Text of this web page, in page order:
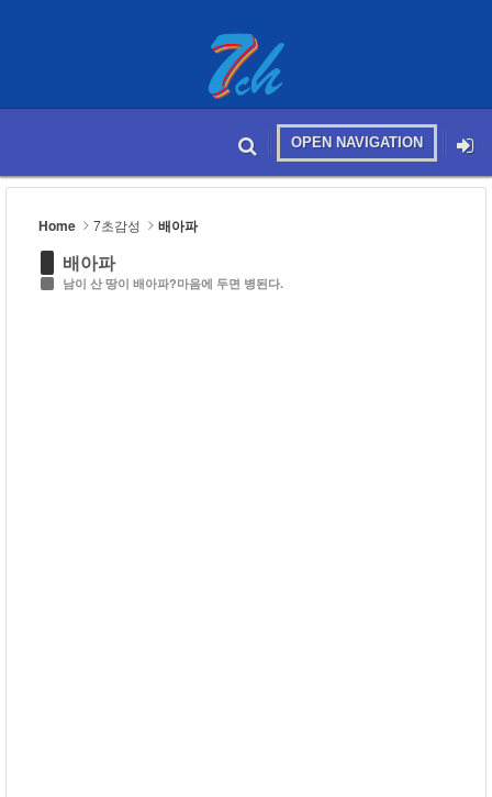
메뉴 건너뛰기
OPEN NAVIGATION
본문시작
Home 7초감성 배아파
배아파
남이 산 땅이 배아파?마음에 두면 병된다.
Sketchbook5, 스케치북5
Sketchbook5, 스케치북5